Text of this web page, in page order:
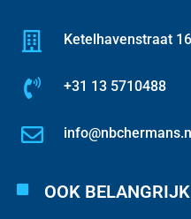
Ketelhavenstraat
+31 13 5710488
info@nbchermans.nl
OOK BELANGRIJK